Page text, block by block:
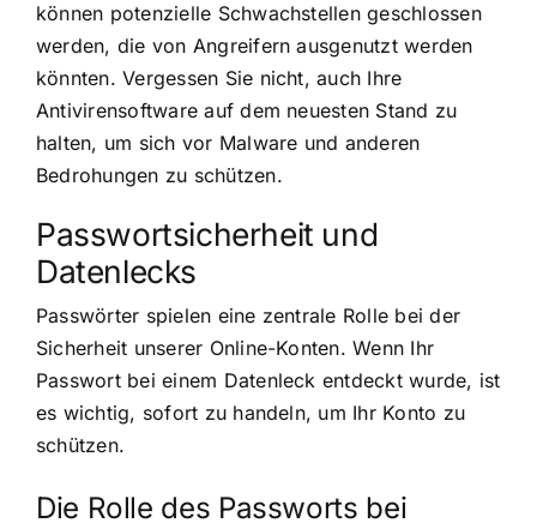
können potenzielle Schwachstellen geschlossen
werden, die von Angreifern ausgenutzt werden
könnten. Vergessen Sie nicht, auch Ihre
Antivirensoftware auf dem neuesten Stand zu
halten, um sich vor Malware und anderen
Bedrohungen zu schützen.
Passwortsicherheit und
Datenlecks
Passwörter spielen eine zentrale Rolle bei der
Sicherheit unserer Online-Konten. Wenn Ihr
Passwort bei einem Datenleck entdeckt wurde, ist
es wichtig, sofort zu handeln, um Ihr Konto zu
schützen.
Die Rolle des Passworts bei